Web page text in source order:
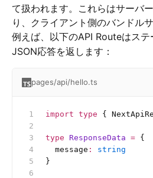
て扱われます。これらはサーバ
り、クライアント側のバンドル
例えば、以下のAPI Routeはステ
JSON応答を返します：
pages/api/hello.ts
import type {
type ResponseData = {
  message
:
string
}